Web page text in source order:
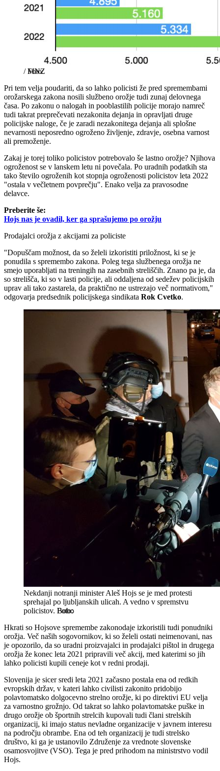
/MNZ
Pri tem velja poudariti, da so lahko policisti že pred spremembami
orožarskega zakona nosili službeno orožje tudi zunaj delovnega
časa. Po zakonu o nalogah in pooblastilih policije morajo namreč
tudi takrat preprečevati nezakonita dejanja in opravljati druge
policijske naloge, če je zaradi nezakonitega dejanja ali splošne
nevarnosti neposredno ogroženo življenje, zdravje, osebna varnost
ali premoženje.
Zakaj je torej toliko policistov potrebovalo še lastno orožje? Njihova
ogroženost se v lanskem letu ni povečala. Po uradnih podatkih sta
tako število ogroženih kot stopnja ogroženosti policistov leta 2022
"ostala v večletnem povprečju". Enako velja za pravosodne
delavce.
Preberite še:
Hojs nas je ovadil, ker ga sprašujemo po orožju
Prodajalci orožja z akcijami za policiste
"Dopuščam možnost, da so želeli izkoristiti priložnost, ki se je
ponudila s spremembo zakona. Poleg tega službenega orožja ne
smejo uporabljati na treningih na zasebnih streliščih. Znano pa je, da
so strelišča, ki so v lasti policije, ali oddaljena od sedežev policijskih
uprav ali tako zastarela, da praktično ne ustrezajo več normativom,"
odgovarja predsednik policijskega sindikata Rok Cvetko.
Nekdanji notranji minister Aleš Hojs se je med protesti
sprehajal po ljubljanskih ulicah. A vedno v spremstvu
policistov. Bobo
Hkrati so Hojsove spremembe zakonodaje izkoristili tudi ponudniki
orožja. Več naših sogovornikov, ki so želeli ostati neimenovani, nas
je opozorilo, da so uradni proizvajalci in prodajalci pištol in drugega
orožja že konec leta 2021 pripravili več akcij, med katerimi so jih
lahko policisti kupili ceneje kot v redni prodaji.
Slovenija je sicer sredi leta 2021 začasno postala ena od redkih
evropskih držav, v kateri lahko civilisti zakonito pridobijo
polavtomatsko dolgocevno strelno orožje, ki po direktivi EU velja
za varnostno grožnjo. Od takrat so lahko polavtomatske puške in
drugo orožje ob športnih strelcih kupovali tudi člani strelskih
organizacij, ki imajo status nevladne organizacije v javnem interesu
na področju obrambe. Ena od teh organizacij je tudi strelsko
društvo, ki ga je ustanovilo Združenje za vrednote slovenske
osamosvojitve (VSO). Tega je pred prihodom na ministrstvo vodil
Hojs.